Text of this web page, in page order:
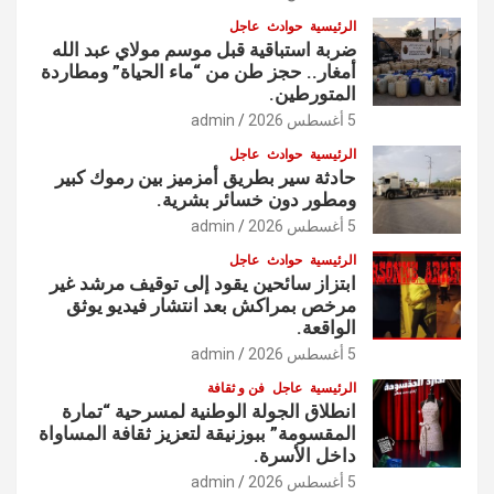
الرئيسية حوادث عاجل
ضربة استباقية قبل موسم مولاي عبد الله
أمغار.. حجز طن من “ماء الحياة” ومطاردة
المتورطين.
5 أغسطس 2026 admin
الرئيسية حوادث عاجل
حادثة سير بطريق أمزميز بين رموك كبير
ومطور دون خسائر بشرية.
5 أغسطس 2026 admin
الرئيسية حوادث عاجل
ابتزاز سائحين يقود إلى توقيف مرشد غير
مرخص بمراكش بعد انتشار فيديو يوثق
الواقعة.
5 أغسطس 2026 admin
الرئيسية عاجل فن و ثقافة
انطلاق الجولة الوطنية لمسرحية “تمارة
المقسومة” ببوزنيقة لتعزيز ثقافة المساواة
داخل الأسرة.
5 أغسطس 2026 admin